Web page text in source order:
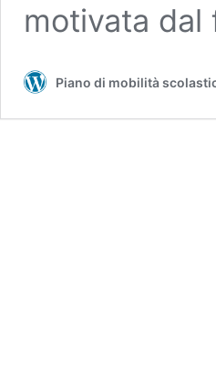
motivata
Piano di mobilità